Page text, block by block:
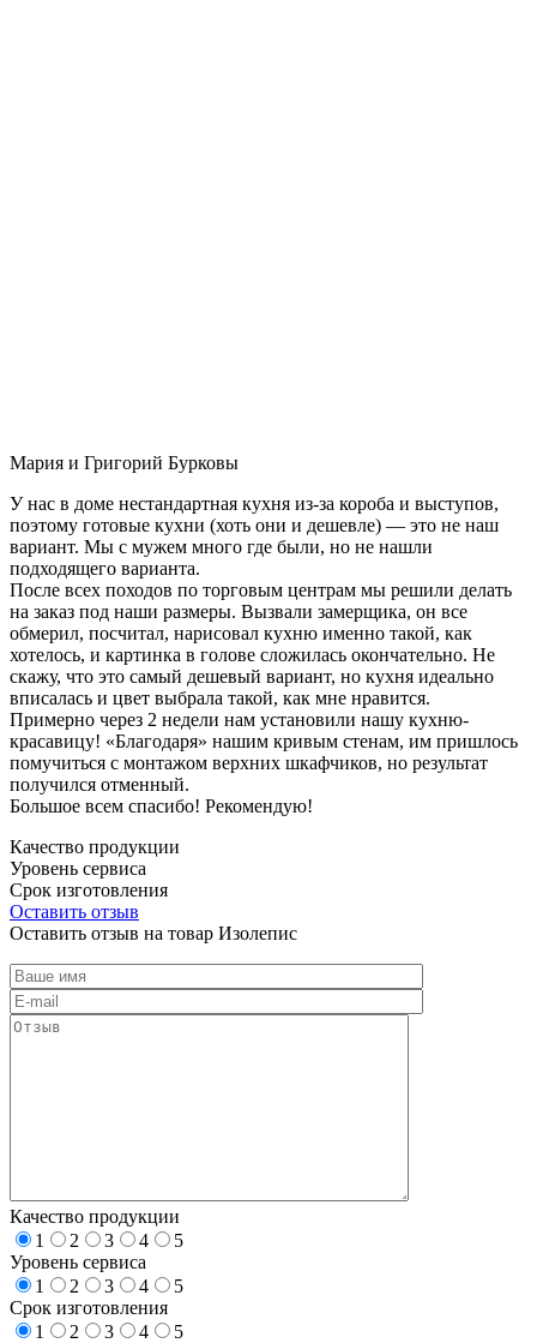
Мария и Григорий Бурковы
У нас в доме нестандартная кухня из-за короба и выступов,
поэтому готовые кухни (хоть они и дешевле) — это не наш
вариант. Мы с мужем много где были, но не нашли
подходящего варианта.
После всех походов по торговым центрам мы решили делать
на заказ под наши размеры. Вызвали замерщика, он все
обмерил, посчитал, нарисовал кухню именно такой, как
хотелось, и картинка в голове сложилась окончательно. Не
скажу, что это самый дешевый вариант, но кухня идеально
вписалась и цвет выбрала такой, как мне нравится.
Примерно через 2 недели нам установили нашу кухню-
красавицу! «Благодаря» нашим кривым стенам, им пришлось
помучиться с монтажом верхних шкафчиков, но результат
получился отменный.
Большое всем спасибо! Рекомендую!
Качество продукции
Уровень сервиса
Срок изготовления
Оставить отзыв
Оставить отзыв на товар Изолепис
Качество продукции
1
2 3 4
5
Уровень сервиса
1
2 3 4
5
Срок изготовления
1
2 3 4
5